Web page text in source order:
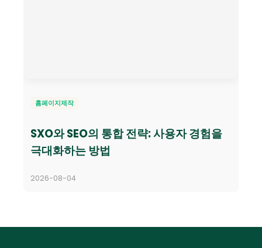
홈페이지제작
SXO와 SEO의 통합 전략: 사용자 경험을
극대화하는 방법
2026-08-04